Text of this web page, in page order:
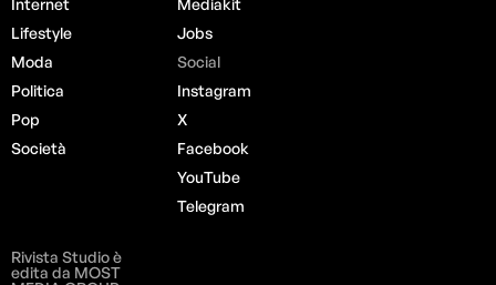
Lifestyle
Moda
Politica
Pop
Società
Jobs
Social
Instagram
X
Facebook
YouTube
Telegram
Rivista Studio è
edita da MOST